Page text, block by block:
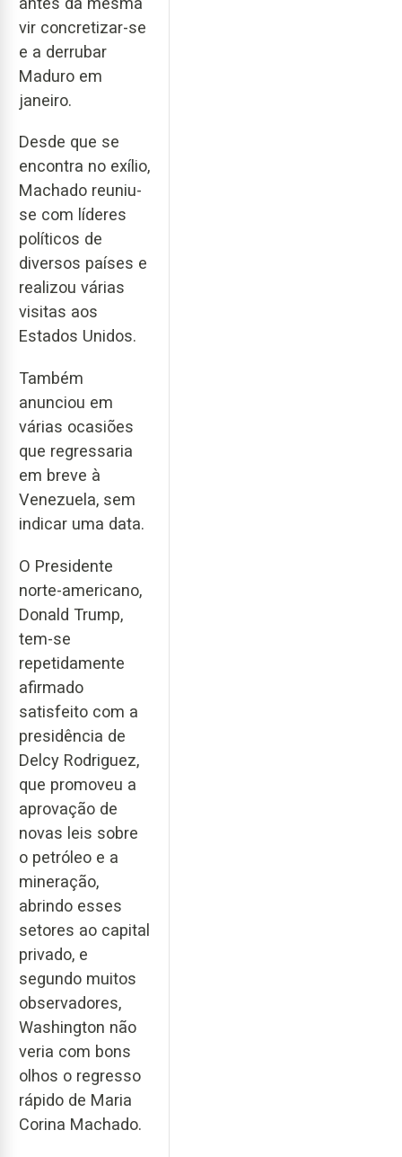
vir concretizar-se
e a derrubar
Maduro em
janeiro.
Desde que se
encontra no exílio,
Machado reuniu-
se com líderes
políticos de
diversos países e
realizou várias
visitas aos
Estados Unidos.
Também
anunciou em
várias ocasiões
que regressaria
em breve à
Venezuela, sem
indicar uma data.
O Presidente
norte-americano,
Donald Trump,
tem-se
repetidamente
afirmado
satisfeito com a
presidência de
Delcy Rodriguez,
que promoveu a
aprovação de
novas leis sobre
o petróleo e a
mineração,
abrindo esses
setores ao capital
privado, e
segundo muitos
observadores,
Washington não
veria com bons
olhos o regresso
rápido de Maria
Corina Machado.